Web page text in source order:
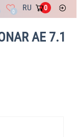
0 RU 0
AE 7.1